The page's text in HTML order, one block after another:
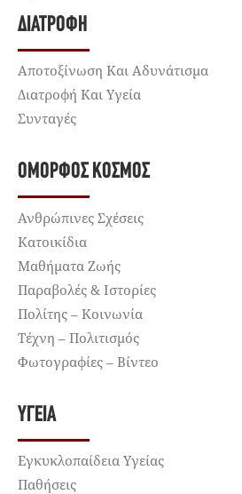
ΔΙΑΤΡΟΦΉ
Αποτοξίνωση Και Αδυνάτισμα
Διατροφή Και Υγεία
Συνταγές
ΌΜΟΡΦΟΣ ΚΌΣΜΟΣ
Ανθρώπινες Σχέσεις
Κατοικίδια
Μαθήματα Ζωής
Παραβολές & Ιστορίες
Πολίτης – Κοινωνία
Τέχνη – Πολιτισμός
Φωτογραφίες – Βίντεο
ΥΓΕΊΑ
Εγκυκλοπαίδεια Υγείας
Παθήσεις